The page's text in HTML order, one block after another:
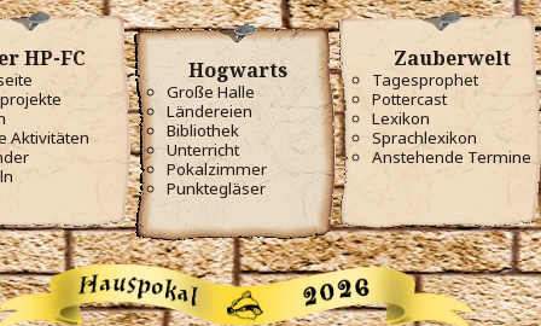
HP-FC
Aktivitäten
Hogwarts
Große Halle
Ländereien
Bibliothek
Unterricht
Pokalzimmer
Punktegläser
Zauberwelt
Tagesprophet
Pottercast
Lexikon
Sprachlexikon
Anstehende Termine